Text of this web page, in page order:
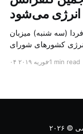
انرژی می‌شود
(سه شنبه) میزبان
کشورهای شورای
در این کنفرانس
۰۴ فوریه ۲۰۱۹1 min read
© ۲۰۲۶